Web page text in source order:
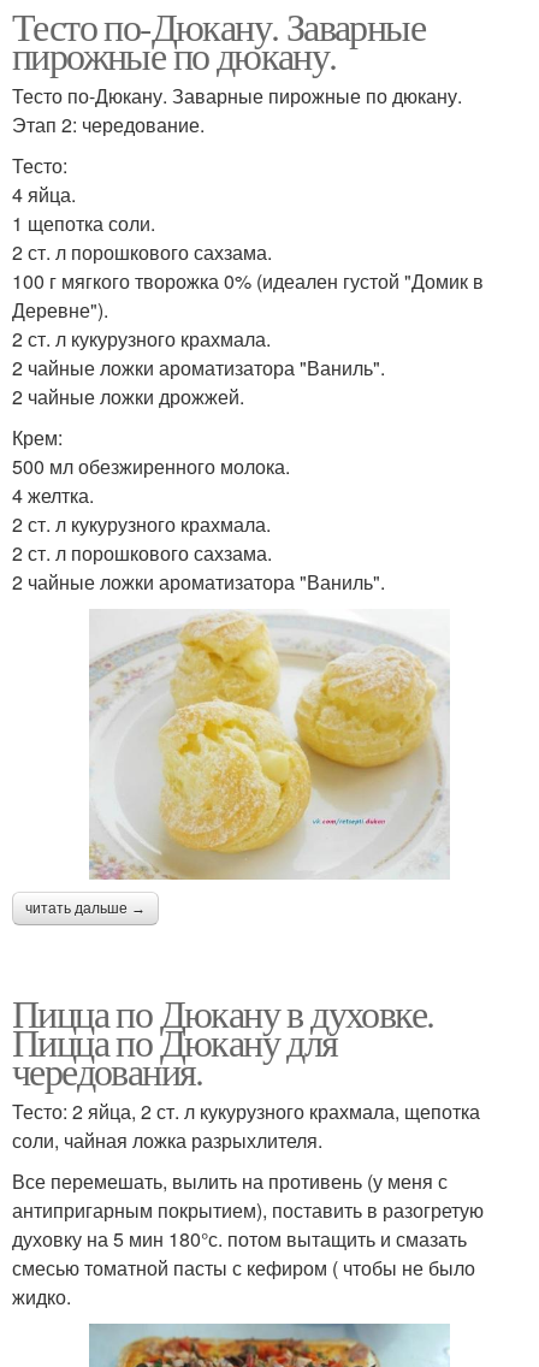
Тесто по-Дюкану. Заварные
пирожные по дюкану.
Тесто по-Дюкану. Заварные пирожные по дюкану.
Этап 2: чередование.
Тесто:
4 яйца.
1 щепотка соли.
2 ст. л порошкового сахзама.
100 г мягкого творожка 0% (идеален густой "Домик в
Деревне").
2 ст. л кукурузного крахмала.
2 чайные ложки ароматизатора "Ваниль".
2 чайные ложки дрожжей.
Крем:
500 мл обезжиренного молока.
4 желтка.
2 ст. л кукурузного крахмала.
2 ст. л порошкового сахзама.
2 чайные ложки ароматизатора "Ваниль".
читать дальше →
Пицца по Дюкану в духовке.
Пицца по Дюкану для
чередования.
Тесто: 2 яйца, 2 ст. л кукурузного крахмала, щепотка
соли, чайная ложка разрыхлителя.
Все перемешать, вылить на противень (у меня с
антипригарным покрытием), поставить в разогретую
духовку на 5 мин 180°с. потом вытащить и смазать
смесью томатной пасты с кефиром ( чтобы не было
жидко.